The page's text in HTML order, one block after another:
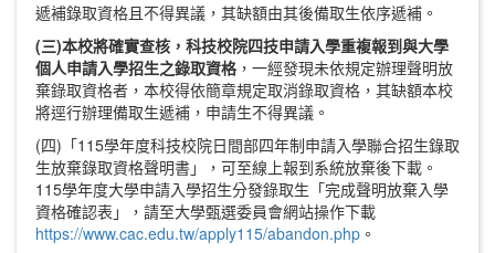
遞補錄取資格且不得異議，其缺額由其後備取生依序遞補。
(三)本校將確實查核，科技校院四技申請入學重複報到與大學
個人申請入學招生之錄取資格，一經發現未依規定辦理聲明放
棄錄取資格者，本校得依簡章規定取消錄取資格，其缺額本校
將逕行辦理備取生遞補，申請生不得異議。
(四)「115學年度科技校院日間部四年制申請入學聯合招生錄取
生放棄錄取資格聲明書」，可至線上報到系統放棄後下載。
115學年度大學申請入學招生分發錄取生「完成聲明放棄入學
資格確認表」，請至大學甄選委員會網站操作下載
https://www.cac.edu.tw/apply115/abandon.php。